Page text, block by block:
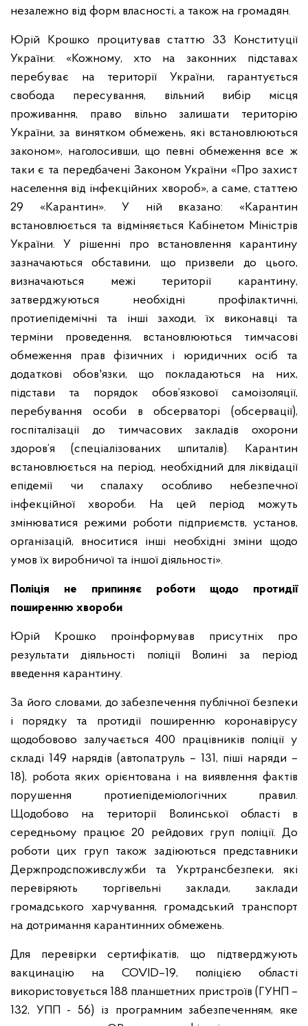
незалежно від форм власності, а також на громадян.
Юрій Крошко процитував статтю 33 Конституції
України: «Кожному, хто на законних підставах
перебуває на території України, гарантується
свобода пересування, вільний вибір місця
проживання, право вільно залишати територію
України, за винятком обмежень, які встановлюються
законом», наголосивши, що певні обмеження все ж
таки є та передбачені Законом України «Про захист
населення від інфекційних хвороб», а саме, статтею
29 «Карантин». У ній вказано: «Карантин
встановлюється та відміняється Кабінетом Міністрів
України. У рішенні про встановлення карантину
зазначаються обставини, що призвели до цього,
визначаються межі території карантину,
затверджуються необхідні профілактичні,
протиепідемічні та інші заходи, їх виконавці та
терміни проведення, встановлюються тимчасові
обмеження прав фізичних і юридичних осіб та
додаткові обов'язки, що покладаються на них,
підстави та порядок обов’язкової самоізоляції,
перебування особи в обсерваторі (обсервації),
госпіталізації до тимчасових закладів охорони
здоров’я (спеціалізованих шпиталів). Карантин
встановлюється на період, необхідний для ліквідації
епідемії чи спалаху особливо небезпечної
інфекційної хвороби. На цей період можуть
змінюватися режими роботи підприємств, установ,
організацій, вноситися інші необхідні зміни щодо
умов їх виробничої та іншої діяльності».
Поліція не припиняє роботи щодо протидії
поширенню хвороби
Юрій Крошко проінформував присутніх про
результати діяльності поліції Волині за період
введення карантину.
За його словами, до забезпечення публічної безпеки
і порядку та протидії поширенню коронавірусу
щодобовово залучається 400 працівників поліції у
складі 149 нарядів (автопатруль – 131, піші наряди –
18), робота яких орієнтована і на виявлення фактів
порушення протиепідеміологічних правил.
Щодобово на території Волинської області в
середньому працює 20 рейдових груп поліції. До
роботи цих груп також задіюються представники
Держпродспоживслужби та Укртрансбезпеки, які
перевіряють торгівельні заклади, заклади
громадського харчування, громадський транспорт
на дотримання карантинних обмежень.
Для перевірки сертифікатів, що підтверджують
вакцинацію на COVID–19, поліцією області
використовується 188 планшетних пристроїв (ГУНП –
132, УПП - 56) із програмним забезпеченням, яке